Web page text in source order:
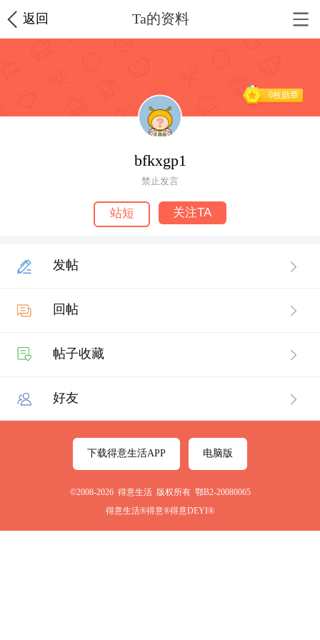
返回 Ta的资料
0枚勋章
bfkxgp1
禁止发言
站短 关注TA
发帖
回帖
帖子收藏
好友
下载得意生活APP 电脑版
©2008-2026 得意生活 版权所有 鄂B2-20080065
得意生活®得意®得意DEYI®